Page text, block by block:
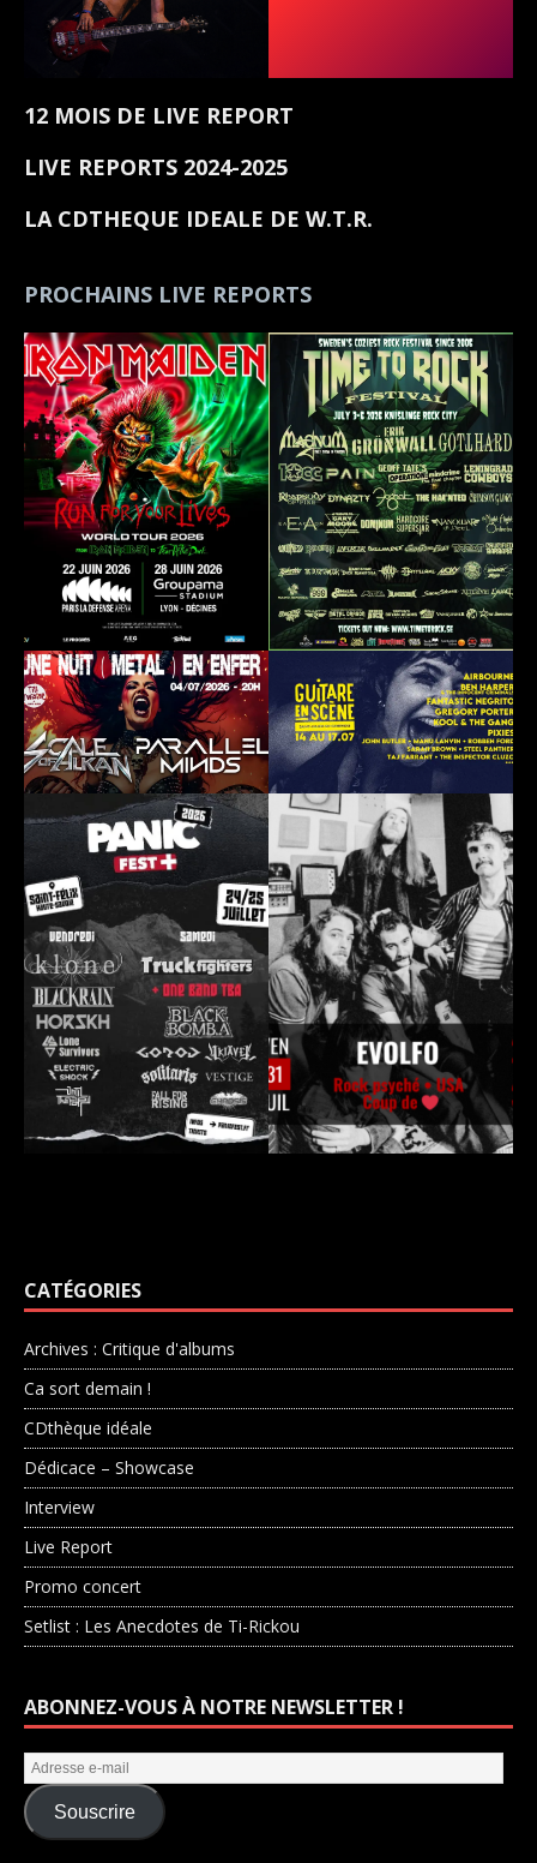
12 MOIS DE LIVE REPORT
LIVE REPORTS 2024-2025
LA CDTHEQUE IDEALE DE W.T.R.
PROCHAINS LIVE REPORTS
CATÉGORIES
Archives : Critique d'albums
Ca sort demain !
CDthèque idéale
Dédicace – Showcase
Interview
Live Report
Promo concert
Setlist : Les Anecdotes de Ti-Rickou
ABONNEZ-VOUS À NOTRE NEWSLETTER !
Souscrire